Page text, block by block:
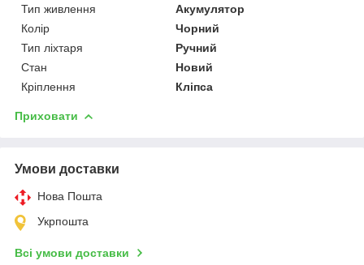
Тип живлення
Акумулятор
Колір
Чорний
Тип ліхтаря
Ручний
Стан
Новий
Кріплення
Кліпса
Приховати
Умови доставки
Нова Пошта
Укрпошта
Всі умови доставки